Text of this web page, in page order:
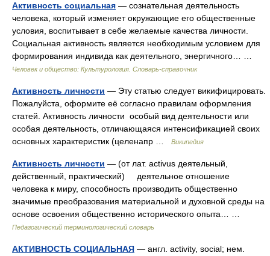
Активность социальная — сознательная деятельность
человека, который изменяет окружающие его общественные
условия, воспитывает в себе желаемые качества личности.
Социальная активность является необходимым условием для
формирования индивида как деятельного, энергичного… …
Человек и общество: Культурология. Словарь-справочник
Активность личности — Эту статью следует викифицировать.
Пожалуйста, оформите её согласно правилам оформления
статей. Активность личности особый вид деятельности или
особая деятельность, отличающаяся интенсификацией своих
основных характеристик (целенапр …
Википедия
Активность личности — (от лат. activus деятельный,
действенный, практический) деятельное отношение
человека к миру, способность производить общественно
значимые преобразования материальной и духовной среды на
основе освоения общественно исторического опыта… …
Педагогический терминологический словарь
АКТИВНОСТЬ СОЦИАЛЬНАЯ — англ. activity, social; нем.